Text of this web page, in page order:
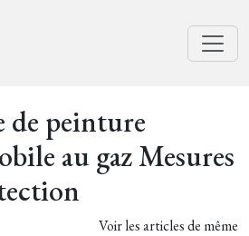
de peinture
au gaz Mesures
Voir les articles de même